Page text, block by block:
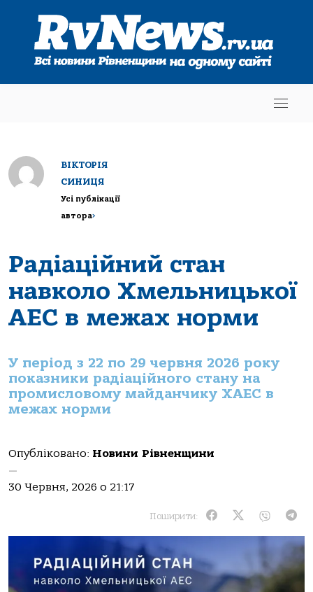
ВІКТОРІЯ
СИНИЦЯ
Усі публікації
автора>
Радіаційний стан
навколо Хмельницької
АЕС в межах норми
У період з 22 по 29 червня 2026 року
показники радіаційного стану на
промисловому майданчику ХАЕС в
межах норми
Опубліковано: Новини Рівненщини
—
30 Червня, 2026 о 21:17
Поширити: